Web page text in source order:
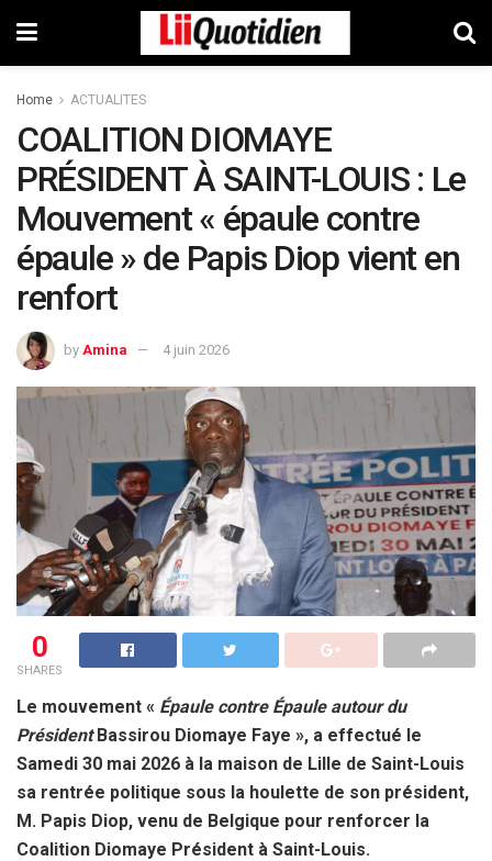
Home ACTUALITES
COALITION DIOMAYE
PRÉSIDENT À SAINT-LOUIS : Le
Mouvement « épaule contre
épaule » de Papis Diop vient en
renfort
by Amina 4 juin 2026
0
SHARES
Le mouvement « Épaule contre Épaule autour du
PrésidentBassirou Diomaye Faye », a effectué le
Samedi 30 mai 2026 à la maison de Lille de Saint-Louis
sa rentrée politique sous la houlette de son président,
M. Papis Diop, venu de Belgique pour renforcer la
Coalition Diomaye Président à Saint-Louis.